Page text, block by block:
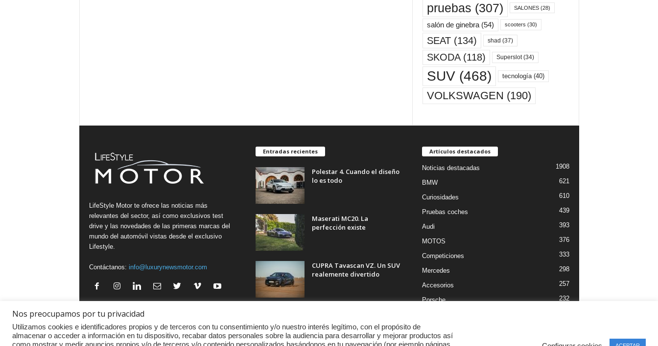
pruebas (307) SALONES(28)
salón de ginebra(54) scooters (30)
SEAT(134) shad (37)
SKODA(118) Superslot(34)
SUV(468) tecnología(40)
VOLKSWAGEN (190)
LifeStyle Motor te ofrece las noticias más
relevantes del sector, así como exclusivos test
drive y las novedades de las primeras marcas del
mundo del automóvil vistas desde el exclusivo
Lifestyle.
Contáctanos: info@luxurynewsmotor.com
Entradas recientes
Polestar 4. Cuando el diseño
lo es todo
Maserati MC20. La
perfección existe
CUPRA Tavascan VZ. Un SUV
realemente divertido
Artículos destacados
Noticias destacadas 1908
BMW 621
Curiosidades 610
Pruebas coches 439
Audi 393
MOTOS 376
Competiciones 333
Mercedes 298
Accesorios 257
Porsche 232
Nos preocupamos por tu privacidad
Utilizamos cookies e identificadores propios y de terceros con tu consentimiento y/o nuestro interés legítimo, con el propósito de
almacenar o acceder a información en tu dispositivo, recabar datos personales sobre la audiencia para desarrollar y mejorar productos así